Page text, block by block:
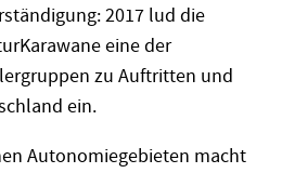
2017 lud die
eine der
zu Auftritten und
ein.
Autonomiegebieten macht